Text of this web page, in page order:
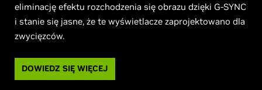
eliminację efektu rozchodzenia się obrazu dzięki G-SYNC
i stanie się jasne, że te wyświetlacze zaprojektowano dla
zwycięzców.
DOWIEDZ SIĘ WIĘCEJ